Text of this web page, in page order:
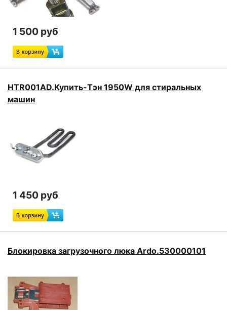
1 500 руб
HTR001AD.Купить-Тэн 1950W для стиральных
машин
1 450 руб
Блокировка загрузочного люка Ardo.530000101